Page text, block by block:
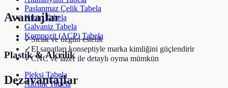
Paslanmaz Çelik Tabela
Krom Tabela
Galvaniz Tabela
Kompozit (ACP) Tabela
Plastik & Akrilik
Pleksi Tabela
Akrilik Tabela
Avantajlar
✓Sıcak ve özgün estetik
✓El sanatları konseptiyle marka kimliğini güçlendirir
✓CNC ve lazer ile detaylı oyma mümkün
Dezavantajlar